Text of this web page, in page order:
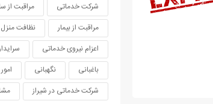
شرکت خدماتی مراقبت از
مراقبت از بیمار
نظافت منزل
اعزام نیروی خدماتی
باغبانی
نگهبانی
شرکت خدماتی در شیراز